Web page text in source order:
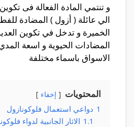
و تنتمي المادة الفعالة فى
الي عائلة ( أزول ) المضادة
الخميرة و تدخل في تكوين
المضادات الحيوية و اسعة
الاسواق باسماء مختلفة
المحتويات إخفاء
1 دواعي استعمال فلوكونازول
1.1 الاثار الجانبية لدواء